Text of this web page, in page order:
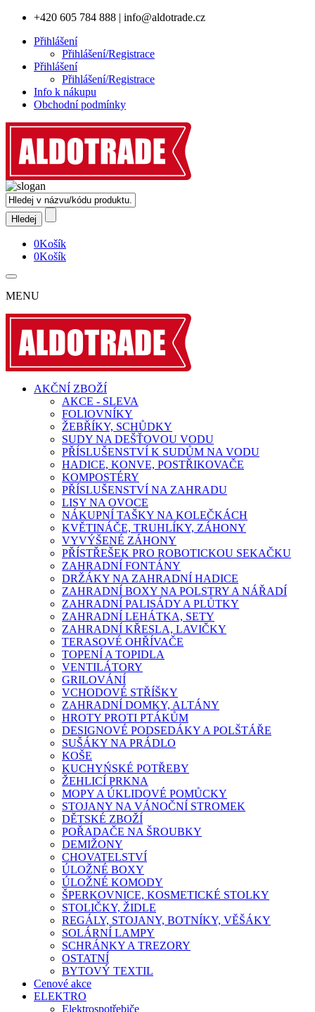
+420 605 784 888 | info@aldotrade.cz
Přihlášení
Přihlášení/Registrace
Přihlášení
Přihlášení/Registrace
Info k nákupu
Obchodní podmínky
0Košík
0Košík
MENU
AKČNÍ ZBOŽÍ
AKCE - SLEVA
FOLIOVNÍKY
ŽEBŘÍKY, SCHŮDKY
SUDY NA DEŠŤOVOU VODU
PŘÍSLUŠENSTVÍ K SUDŮM NA VODU
HADICE, KONVE, POSTŘIKOVAČE
KOMPOSTÉRY
PŘÍSLUŠENSTVÍ NA ZAHRADU
LISY NA OVOCE
NÁKUPNÍ TAŠKY NA KOLEČKÁCH
KVĚTINÁČE, TRUHLÍKY, ZÁHONY
VYVÝŠENÉ ZÁHONY
PŘÍSTŘEŠEK PRO ROBOTICKOU SEKAČKU
ZAHRADNÍ FONTÁNY
DRŽÁKY NA ZAHRADNÍ HADICE
ZAHRADNÍ BOXY NA POLSTRY A NÁŘADÍ
ZAHRADNÍ PALISÁDY A PLŮTKY
ZAHRADNÍ LEHÁTKA, SETY
ZAHRADNÍ KŘESLA, LAVIČKY
TERASOVÉ OHŘÍVAČE
TOPENÍ A TOPIDLA
VENTILÁTORY
GRILOVÁNÍ
VCHODOVÉ STŘÍŠKY
ZAHRADNÍ DOMKY, ALTÁNY
HROTY PROTI PTÁKŮM
DESIGNOVÉ PODSEDÁKY A POLŠTÁŘE
SUŠÁKY NA PRÁDLO
KOŠE
KUCHYŃSKÉ POTŘEBY
ŽEHLICÍ PRKNA
MOPY A ÚKLIDOVÉ POMŮCKY
STOJANY NA VÁNOČNÍ STROMEK
DĚTSKÉ ZBOŽÍ
POŘADAČE NA ŠROUBKY
DEMIŽONY
CHOVATELSTVÍ
ÚLOŽNÉ BOXY
ÚLOŽNÉ KOMODY
ŠPERKOVNICE, KOSMETICKÉ STOLKY
STOLIČKY, ŽIDLE
REGÁLY, STOJANY, BOTNÍKY, VĚŠÁKY
SOLÁRNÍ LAMPY
SCHRÁNKY A TREZORY
OSTATNÍ
BYTOVÝ TEXTIL
Cenové akce
ELEKTRO
Elektrospotřebiče